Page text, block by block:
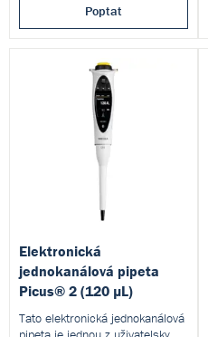
Poptat
Elektronická
jednokanálová pipeta
Picus® 2 (120 µL)
Tato elektronická jednokanálová